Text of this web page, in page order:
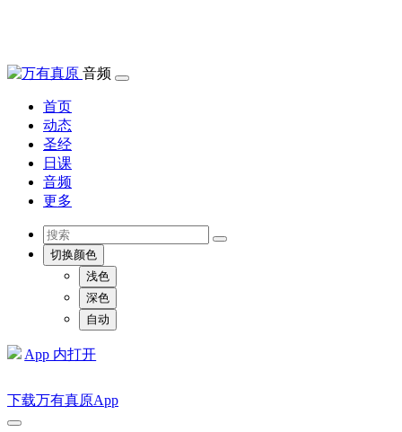
音频
首页
动态
圣经
日课
音频
更多
切换颜色
浅色
深色
自动
App 内打开
下载万有真原App